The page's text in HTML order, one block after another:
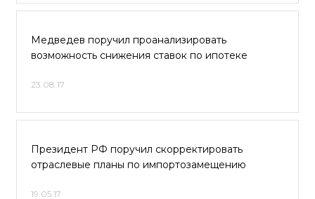
Медведев поручил проанализировать
возможность снижения ставок по ипотеке
23.08.17
Президент РФ поручил скорректировать
отраслевые планы по импортозамещению
19.05.17